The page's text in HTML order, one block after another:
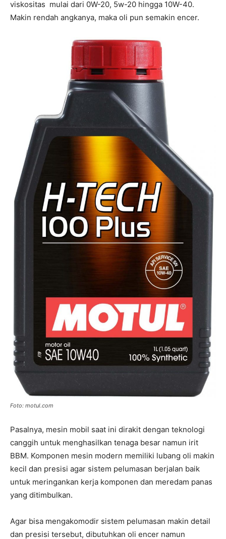
viskositas mulai dari 0W-20, 5w-20 hingga 10W-40.
Makin rendah angkanya, maka oli pun semakin encer.
Foto: motul.com
Pasalnya, mesin mobil saat ini dirakit dengan teknologi
canggih untuk menghasilkan tenaga besar namun irit
BBM. Komponen mesin modern memiliki lubang oli makin
kecil dan presisi agar sistem pelumasan berjalan baik
untuk meringankan kerja komponen dan meredam panas
yang ditimbulkan.
Agar bisa mengakomodir sistem pelumasan makin detail
dan presisi tersebut, dibutuhkan oli encer namun